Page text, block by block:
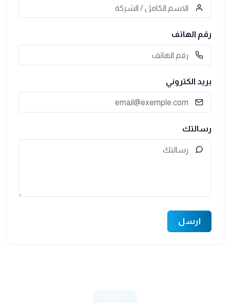
رقم الهاتف
بريد الكتروني
رسالتك
ارسل